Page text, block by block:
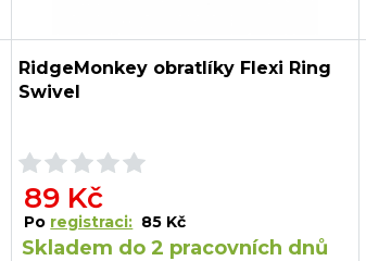
RidgeMonkey obratlíky Flexi Ring
Swivel
89 Kč
Po registraci: 85 Kč
Skladem do 2 pracovních dnů